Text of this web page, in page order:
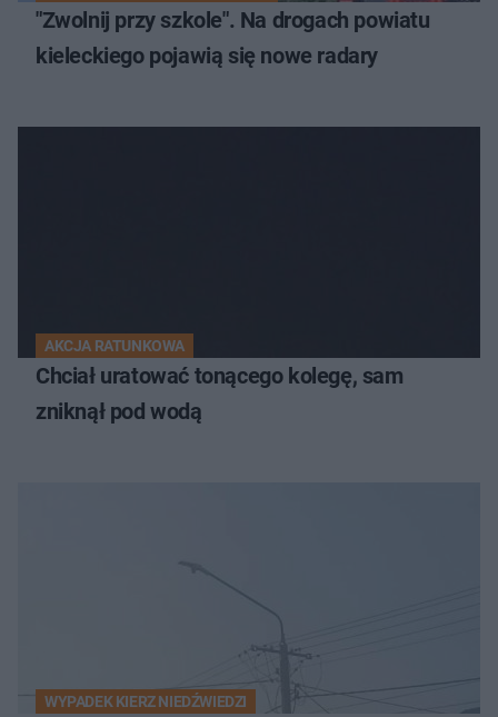
"Zwolnij przy szkole". Na drogach powiatu
kieleckiego pojawią się nowe radary
AKCJA RATUNKOWA
Chciał uratować tonącego kolegę, sam
zniknął pod wodą
WYPADEK KIERZ NIEDŹWIEDZI